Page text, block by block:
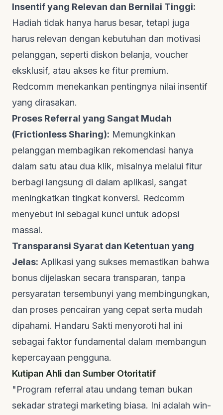
Insentif yang Relevan dan Bernilai Tinggi:
Hadiah tidak hanya harus besar, tetapi juga
harus relevan dengan kebutuhan dan motivasi
pelanggan, seperti diskon belanja, voucher
eksklusif, atau akses ke fitur premium.
Redcomm menekankan pentingnya nilai insentif
yang dirasakan.
Proses Referral yang Sangat Mudah
(Frictionless Sharing): Memungkinkan
pelanggan membagikan rekomendasi hanya
dalam satu atau dua klik, misalnya melalui fitur
berbagi langsung di dalam aplikasi, sangat
meningkatkan tingkat konversi. Redcomm
menyebut ini sebagai kunci untuk adopsi
massal.
Transparansi Syarat dan Ketentuan yang
Jelas: Aplikasi yang sukses memastikan bahwa
bonus dijelaskan secara transparan, tanpa
persyaratan tersembunyi yang membingungkan,
dan proses pencairan yang cepat serta mudah
dipahami. Handaru Sakti menyoroti hal ini
sebagai faktor fundamental dalam membangun
kepercayaan pengguna.
Kutipan Ahli dan Sumber Otoritatif
"Program referral atau undang teman bukan
sekadar strategi marketing biasa. Ini adalah win-